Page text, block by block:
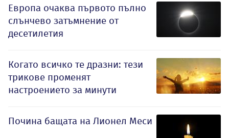
Европа очаква първото пълно
слънчево затъмнение от
десетилетия
Когато всичко те дразни: тези
трикове променят
настроението за минути
Почина бащата на Лионел Меси